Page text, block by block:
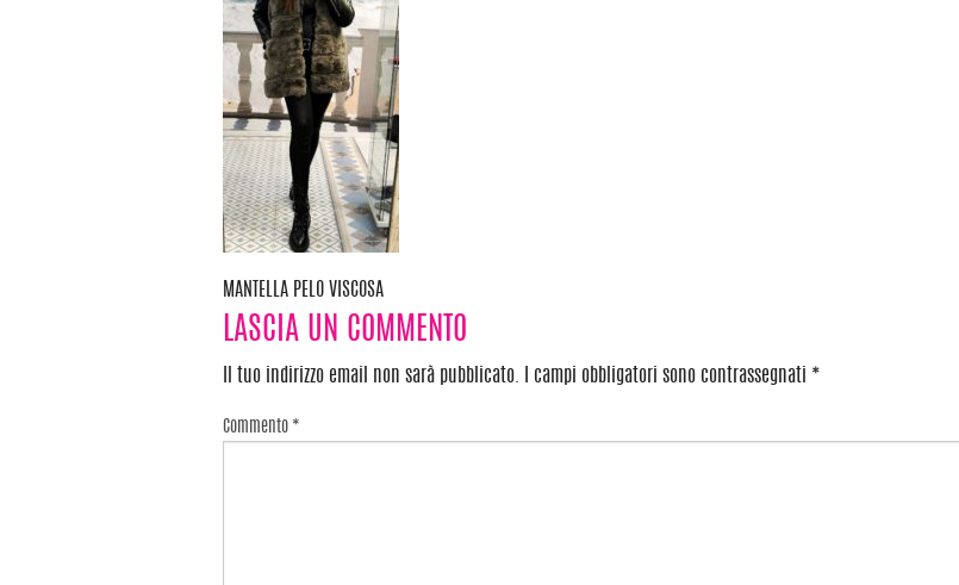
Navigazione
articoli
MANTELLA PELO VISCOSA
LASCIA UN COMMENTO
Il tuo indirizzo email non sarà pubblicato. I campi obbligatori sono contrassegnati *
Commento *